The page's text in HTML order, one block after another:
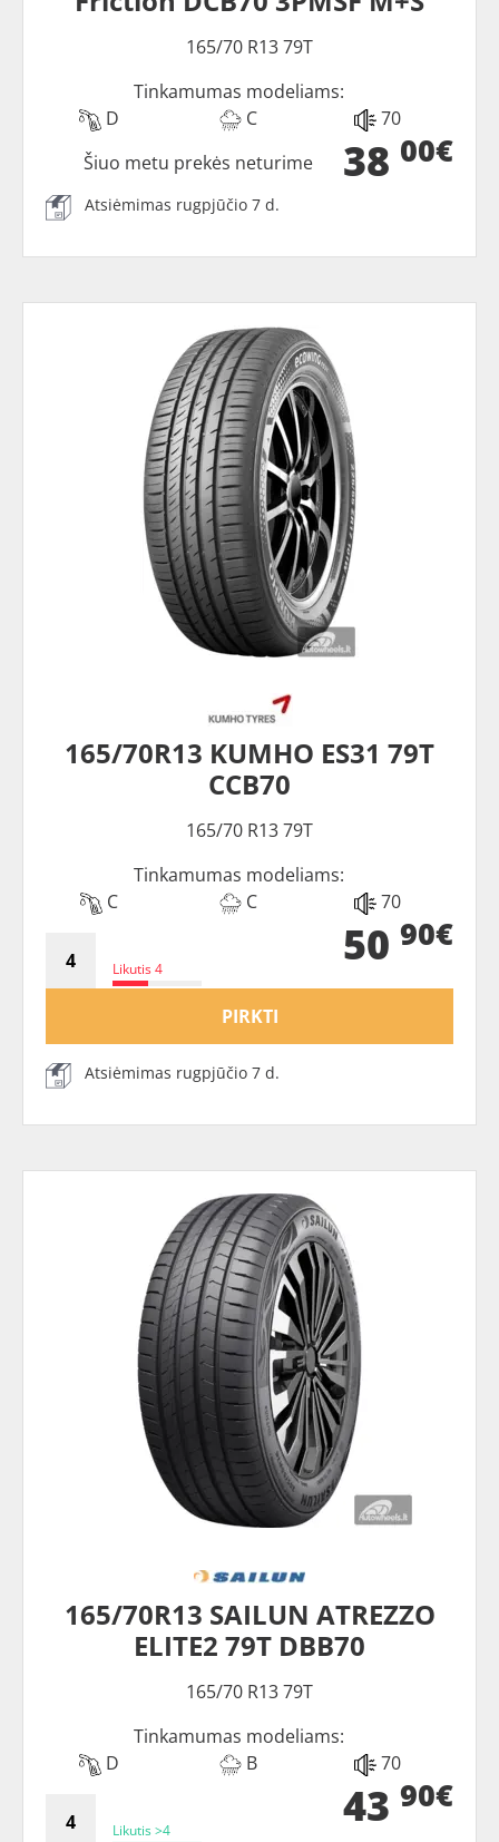
165/70 R13 79T
Tinkamumas modeliams:
D
C 70
38 00€
Šiuo metu prekės neturime
Atsiėmimas rugpjūčio 7 d.
165/70R13 KUMHO ES31 79T
CCB70
165/70 R13 79T
Tinkamumas modeliams:
C
C 70
Likutis 4 50 90€
PIRKTI
Atsiėmimas rugpjūčio 7 d.
165/70R13 SAILUN ATREZZO
ELITE2 79T DBB70
165/70 R13 79T
Tinkamumas modeliams:
D
B 70
Likutis >4 43 90€